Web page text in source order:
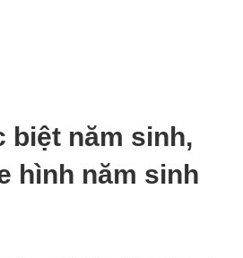
biệt năm sinh,
hình năm sinh